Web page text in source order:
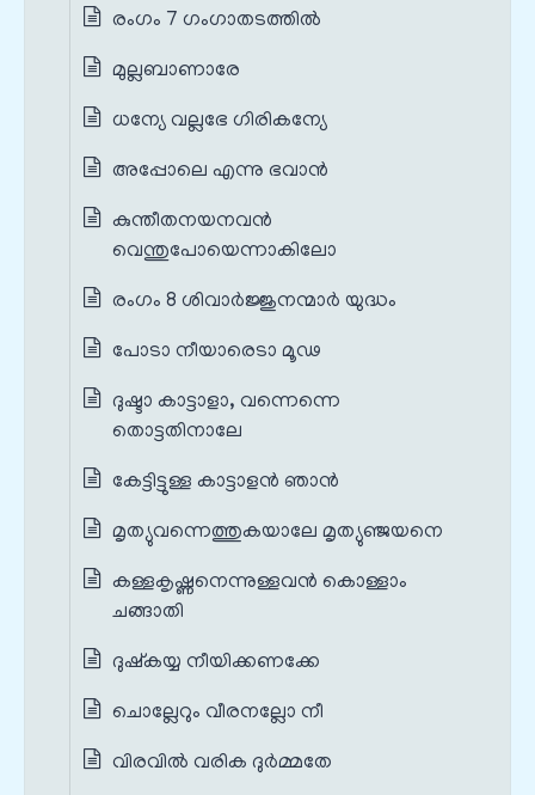
രംഗം 7 ഗംഗാതടത്തിൽ
മുല്ലബാണാരേ
ധന്യേ വല്ലഭേ ഗിരികന്യേ
അപ്പോലെ എന്നു ഭവാൻ
കുന്തീതനയനവൻ
വെന്തുപോയെന്നാകിലോ
രംഗം 8 ശിവാർജ്ജുനന്മാർ യുദ്ധം
പോടാ നീയാരെടാ മൂഢ
ദുഷ്ടാ കാട്ടാളാ, വന്നെന്നെ
തൊട്ടതിനാലേ
കേട്ടിട്ടുള്ള കാട്ടാളൻ ഞാൻ
മൃത്യുവന്നെത്തുകയാലേ മൃത്യുഞ്ജയനെ
കള്ളകൃഷ്ണനെന്നുള്ളവൻ കൊള്ളാം
ചങ്ങാതി
ദുഷ്കയ്യ നീയിക്കണക്കേ
ചൊല്ലേറും വീരനല്ലോ നീ
വിരവിൽ വരിക ദുർമ്മതേ